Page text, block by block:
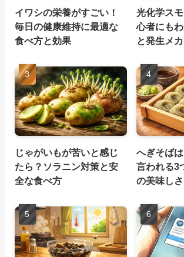
イワシの栄養がすごい！
毎日の健康維持に最適な
食べ方と効果
光化学ス
心者にも
と発生メ
じゃがいもが苦いと感じ
たら？ソラニン対策と安
全な食べ方
へぎそば
言われる3
の美味しさ